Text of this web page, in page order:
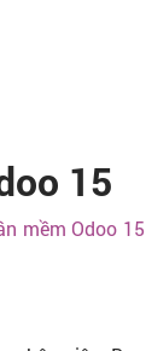
15
mềm Odoo 15